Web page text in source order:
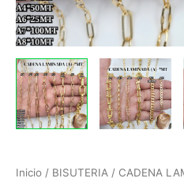
Inicio / BISUTERIA / CADENA